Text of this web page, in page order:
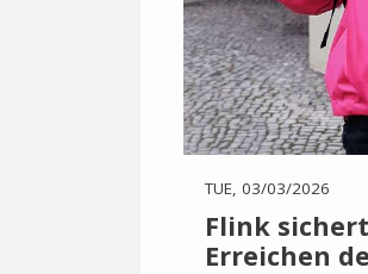
TUE, 03/03/2026
Flink
Erreichen